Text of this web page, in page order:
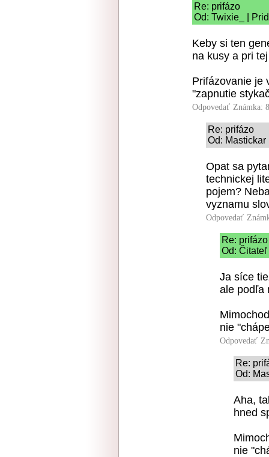
Re: prifázo
Od: Twixie_ |
Keby si ten
na kusy a pri
Prifázovanie je
"zapnutie
Odpovedať Známka:
Re: prifázo
Od:
Opat sa
technickej
pojem?
vyznamu
Odpovedať
Re: prifázo
Od:
Ja síce
ale podľa
nie
Odpovedať
Re:
Od:
Aha,
hned
nie